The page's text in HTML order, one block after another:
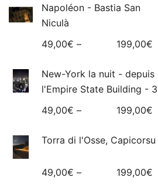
Napoléon - Bastia San
Niculà
49,00€ – 199,00€
New-York la nuit - depuis
l'Empire State Building - 3
49,00€ – 199,00€
Torra di l'Osse, Capicorsu
49,00€ – 199,00€